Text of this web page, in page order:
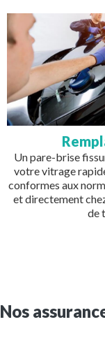
Image
Un pare-brise
votre vitrage
conformes aux
et directement
de
Nos